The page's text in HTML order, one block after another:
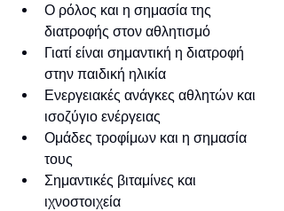
Ο ρόλος και η σημασία της
διατροφής στον αθλητισμό
Γιατί είναι σημαντική η διατροφή
στην παιδική ηλικία
Ενεργειακές ανάγκες αθλητών και
ισοζύγιο ενέργειας
Ομάδες τροφίμων και η σημασία
τους
Σημαντικές βιταμίνες και
ιχνοστοιχεία